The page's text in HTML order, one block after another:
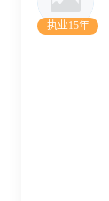
执业15年